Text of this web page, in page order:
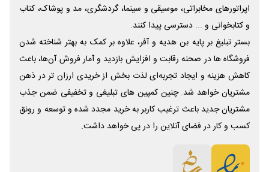
اپراتورهای مخابراتی، موسیقی و سینما، گردشگری، مد و پوشاک، کتاب
و کتابخوانی و ... دسترسی پیدا کنند.
بستر تبلیغ بر پایه بن هدیه و آفر، علاوه بر کمک به بهتر شناخته شدن
فروشگاه ها در صحنه رقابت و افزایش بازدید و آمار فروش آن‌ها، باعث
کاهش هزینه و ایجاد تجربه‌ای لذت بخش از خریدی ارزان تر در ذهن
مشتریان خواهد شد. چنین کمپین های تبلیغی و تخفیفی ضمن جذب
مشتریان جدید باعث ترغیب کاربر به خرید مجدد شده و توسعه و رونق
کسب و کار در فضای آنلاین را در پی خواهد داشت.